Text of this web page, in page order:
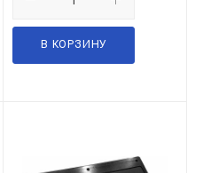
В КОРЗИНУ